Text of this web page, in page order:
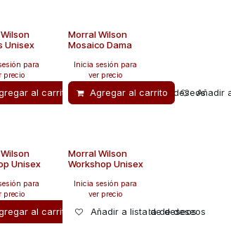
Añadir a lista de deseos
Unisex
para
precio
al carrito Añadir a lista de deseos
Morral Wilson
Mosaico Dama
Inicia sesión para
ver precio
Agregar al carrito Añadir
Unisex
para
precio
al carrito Añadir a lista de deseos
Morral Wilson
Workshop Unisex
Inicia sesión para
ver precio
Añadir a lista de deseos